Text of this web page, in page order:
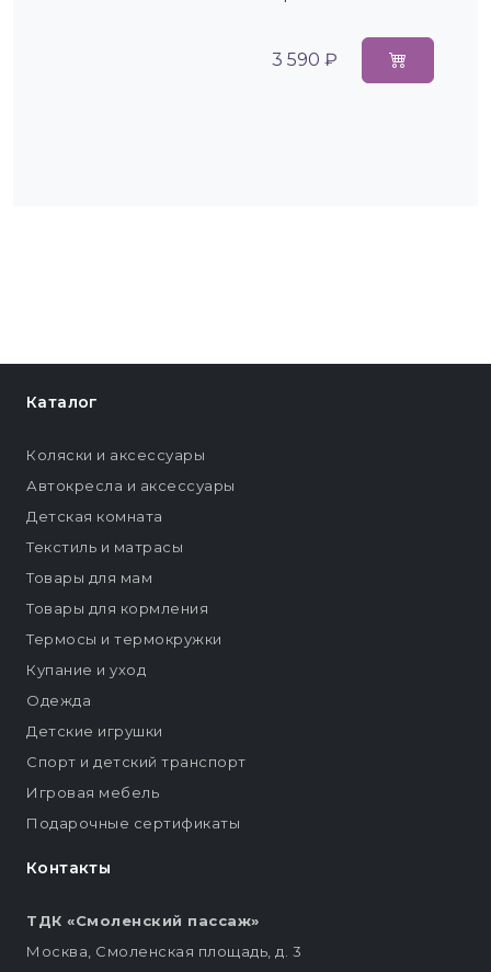
3 590 ₽
Контакты
ТДК «Смоленский пассаж»
Москва, Смоленская площадь, д. 3
Каталог
Коляски и аксессуары
Автокресла и аксессуары
Детская комната
Текстиль и матрасы
Товары для мам
Товары для кормления
Термосы и термокружки
Купание и уход
Одежда
Детские игрушки
Спорт и детский транспорт
Игровая мебель
Подарочные сертификаты